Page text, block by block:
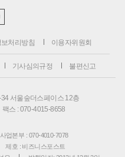
처리방침 이용자위원회
기사심의규정 불편신고
서울숲더스페이스 12층
팩스 : 070-4015-8658
사업본부 : 070-4010-7078
제호 : 비즈니스포스트